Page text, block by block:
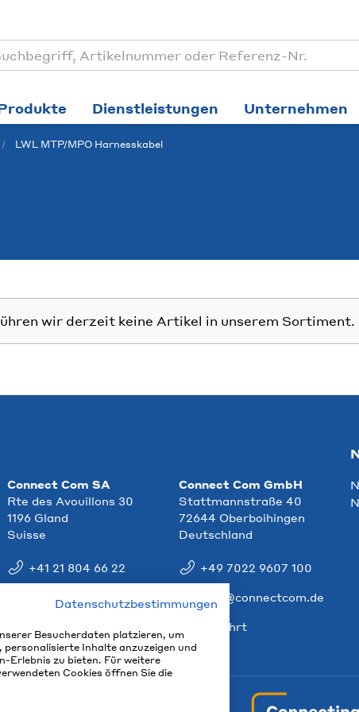
Dienstleistungen Unternehmen
LWL MTP/MPO Harnesskabel
wir derzeit keine Artikel in unserem Sortiment.
Connect Com SA
Rte des Avouillons 30
1196 Gland
Suisse
+41 21 804 66 22
info@ccm.ch
Connect Com GmbH
Stattmannstraße 40
72644 Oberboihingen
Deutschland
+49 7022 9607 100
info@connectcom.de
Anfahrt
Datenschutzbestimmungen
Besucherdaten platzieren, um
personalisierte Inhalte anzuzeigen und
Erlebnis zu bieten. Für weitere
Cookies öffnen Sie die